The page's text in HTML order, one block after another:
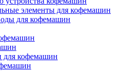
элементы для кофемашин
для кофемашин
для кофемашин